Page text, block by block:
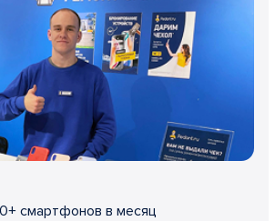
смартфонов в месяц